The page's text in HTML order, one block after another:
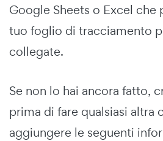
Google Sheets o Excel che
tuo foglio di tracciamento
collegate.
Se non lo hai ancora fatto,
prima di fare qualsiasi altra
aggiungere le seguenti